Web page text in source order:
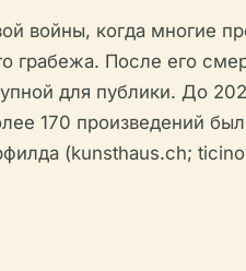
войны, когда многие
грабежа. После его
для публики. До
170 произведений
(kunsthaus.ch;